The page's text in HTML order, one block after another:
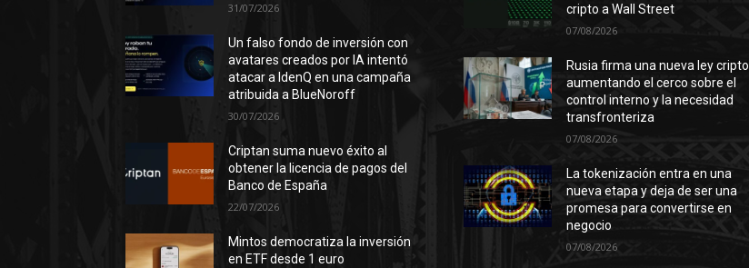
31/07/2026
Un falso fondo de inversión con
avatares creados por IA intentó
atacar a IdenQ en una campaña
atribuida a BlueNoroff
30/07/2026
Criptan suma nuevo éxito al
obtener la licencia de pagos del
Banco de España
22/07/2026
Mintos democratiza la inversión
en ETF desde 1 euro
cripto a Wall Street
07/08/2026
Rusia firma una nueva ley cripto
aumentando el cerco sobre el
control interno y la necesidad
transfronteriza
07/08/2026
La tokenización entra en una
nueva etapa y deja de ser una
promesa para convertirse en
negocio
07/08/2026